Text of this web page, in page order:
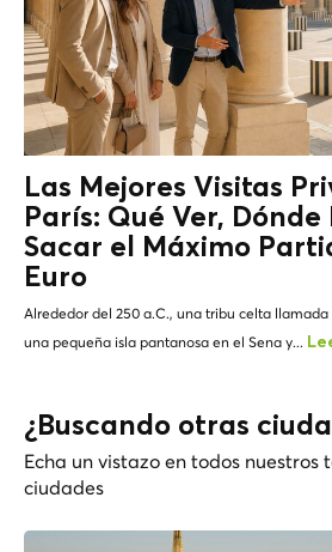
Las Mejores Visitas
París: Qué Ver, Dónde
Sacar el Máximo
Euro
Alrededor del 250 a.C., una tribu celta llamada
una pequeña isla pantanosa en el Sena y...
¿Buscando otras
Echa un vistazo en todos nuestros
ciudades